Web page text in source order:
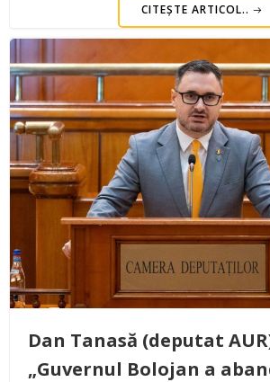
CITEȘTE ARTICOL..
Dan Tanasă (deputat
„Guvernul Bolojan a